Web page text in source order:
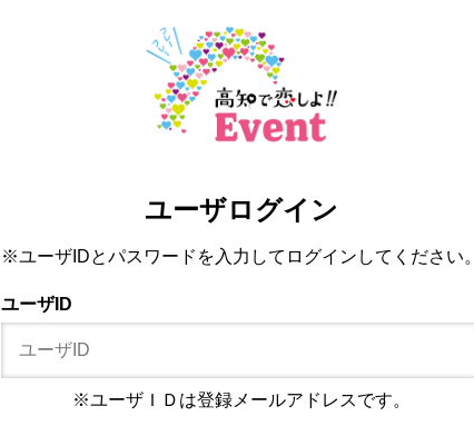
ユーザログイン
※ユーザIDとパスワードを入力してログインしてください。
ユーザID
※ユーザＩＤは登録メールアドレスです。